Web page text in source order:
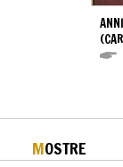
MOSTRE